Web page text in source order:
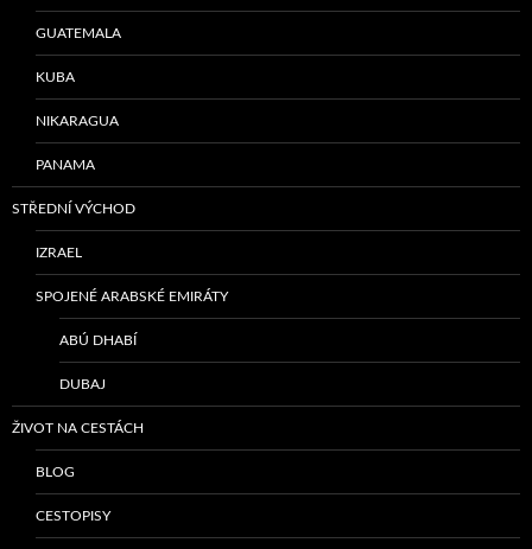
GUATEMALA
KUBA
NIKARAGUA
PANAMA
STŘEDNÍ VÝCHOD
IZRAEL
SPOJENÉ ARABSKÉ EMIRÁTY
ABÚ DHABÍ
DUBAJ
ŽIVOT NA CESTÁCH
BLOG
CESTOPISY